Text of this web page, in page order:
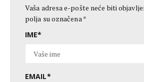
Vaša adresa e-pošte neće biti
polja su označena*
IME*
EMAIL*